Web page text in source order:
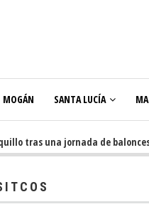
MOGÁN SANTA LUCÍA
tras una jornada de baloncesto